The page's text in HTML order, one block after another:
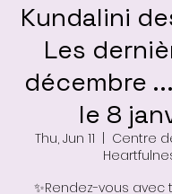
Kundalini
Les
décembre
le 8
Thu, Jun 11
Centre
✨Rendez-vous